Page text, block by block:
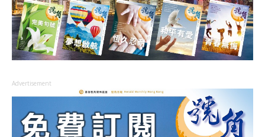
Advertisement